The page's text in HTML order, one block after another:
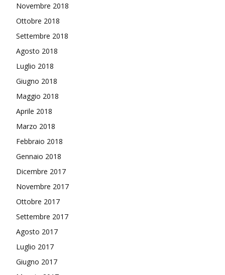
Novembre 2018
Ottobre 2018
Settembre 2018
Agosto 2018
Luglio 2018
Giugno 2018
Maggio 2018
Aprile 2018
Marzo 2018
Febbraio 2018
Gennaio 2018
Dicembre 2017
Novembre 2017
Ottobre 2017
Settembre 2017
Agosto 2017
Luglio 2017
Giugno 2017